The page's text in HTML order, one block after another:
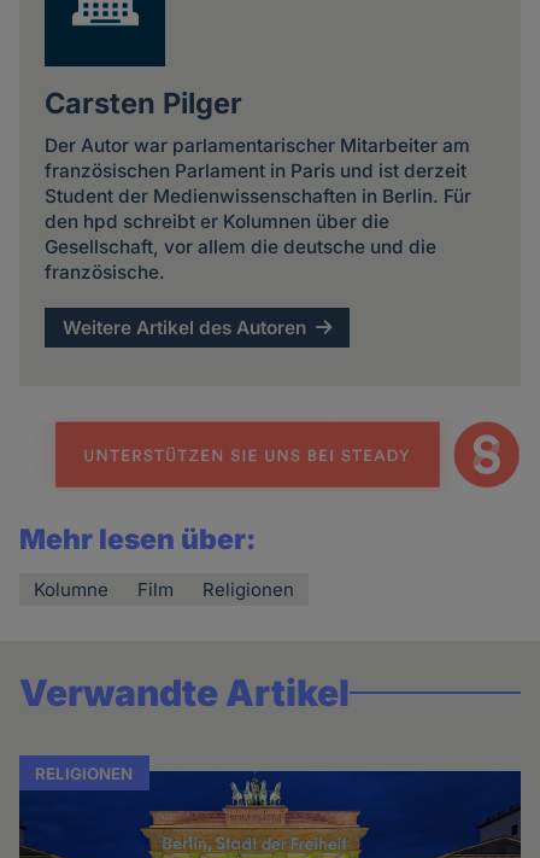
Carsten Pilger
Der Autor war parlamentarischer Mitarbeiter am
französischen Parlament in Paris und ist derzeit
Student der Medienwissenschaften in Berlin. Für
den hpd schreibt er Kolumnen über die
Gesellschaft, vor allem die deutsche und die
französische.
Weitere Artikel des Autoren
Mehr lesen über:
Kolumne Film Religionen
Verwandte Artikel
RELIGIONEN